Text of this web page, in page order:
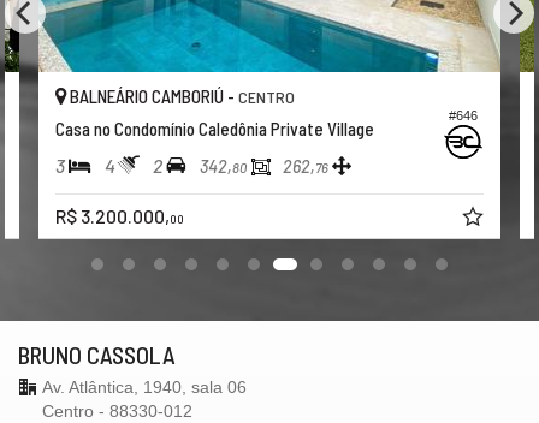
#646
BALNEÁRIO CAMBORIÚ - CENTRO
Casa no Condomínio Caledônia Private Village
3 4 2 342,80 262,76
R$ 3.200.000,00
BRUNO CASSOLA
Av. Atlântica, 1940, sala 06
Centro - 88330-012